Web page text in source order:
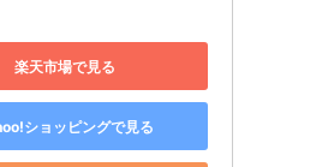
楽天市場で見る
ショッピングで見る